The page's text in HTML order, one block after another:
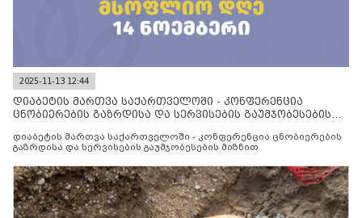
2025-11-13 12:44
დიაბეტის მართვა საქართველოში - კონფერენცია
ცნობიერების გაზრდისა და სერვისების გაუმჯობესების
დიაბეტის მართვა საქართველოში - კონფერენცია ცნობიერების
გაზრდისა და სერვისების გაუმჯობესების მიზნით